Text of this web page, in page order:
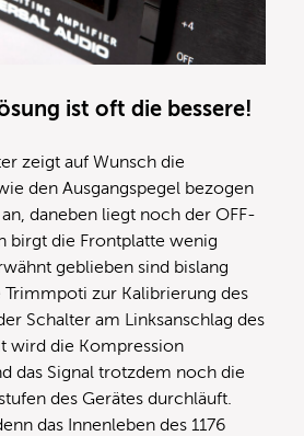
ist oft die bessere!
zeigt auf Wunsch die
den Ausgangspegel bezogen
daneben liegt noch der OFF-
birgt die Frontplatte wenig
geblieben sind bislang
Trimmpoti zur Kalibrierung des
Schalter am Linksanschlag des
wird die Kompression
das Signal trotzdem noch die
des Gerätes durchläuft.
das Innenleben des 1176